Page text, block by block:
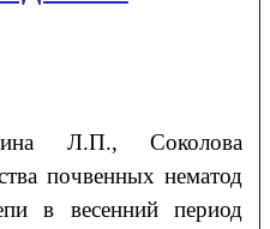
Л.П., Соколова
почвенных нематод
в весенний период